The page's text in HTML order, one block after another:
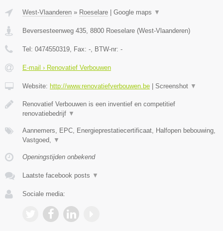
West-Vlaanderen » Roeselare | Google maps ▼
Beversesteenweg 435 8800 Roeselare (West-Vlaanderen)
Tel: 0474550319 , Fax: - , BTW-nr: -
E-mail › Renovatief Verbouwen
Website: http://www.renovatiefverbouwen.be | Screenshot ▼
Renovatief Verbouwen is een inventief en competitief
renovatiebedrijf ▼
Aannemers, EPC, Energieprestatiecertificaat, Halfopen bebouwing,
Vastgoed,
▼
Openingstijden onbekend
Laatste facebook posts ▼
Sociale media: